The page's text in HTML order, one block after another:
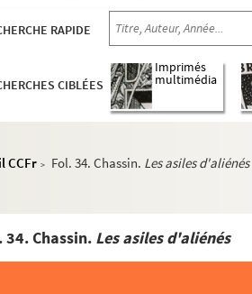
RAPIDE
CIBLÉES
Imprimés
multimédia
CCFr > Fol. 34. Chassin. Les asiles d'aliénés
34. Chassin. Les asiles d'aliénés